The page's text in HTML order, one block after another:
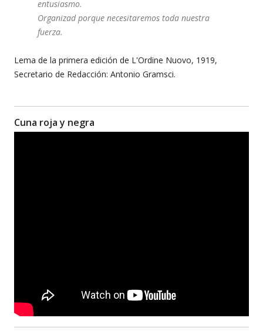
entusiasmo.
Organizad porque necesitaremos toda nuestra
fuerza.
Lema de la primera edición de L'Ordine Nuovo, 1919,
Secretario de Redacción: Antonio Gramsci.
Cuna roja y negra